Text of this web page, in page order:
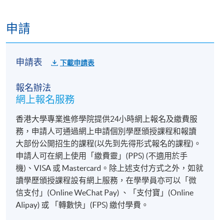
b. 社工和輔導員: 渴望提升處理複雜情緒問題能力的社
會工作者。
c. 教育工作者和藝術治療師: 對兒童心理發展感興趣，
希望通過創意方式幫助學生的專業人士。
法感興趣的學習者。
e. 個人成長愛好者: 對自我探索和內在世界療癒感興趣
的人。
注意事項
如閣下有興趣報讀並是香港永久居民或持有容許學
習的有效簽證(如不確定，請於報名前向校方查
詢)，請按右上角的「立即報名」。入學申請將
照先到先得的原則辦理 ，詳情請參閱：
申請
申請表 下載申請表
報名辦法
網上報名服務
香港大學專業進修學院提供24小時網上報名及繳費服
務，申請人可通過網上申請個別學歷頒授課程和報讀
大部份公開招生的課程(以先到先得形式報名的課程)。
申請人可在網上使用「繳費靈」(PPS) (不適用於手
機)、VISA 或 Mastercard。除上述支付方式之外，如就
讀學歷頒授課程設有網上服務，在學學員亦可以「微
信支付」(Online WeChat Pay) 、「支付寶」(Online
Alipay) 或 「轉數快」(FPS) 繳付學費。